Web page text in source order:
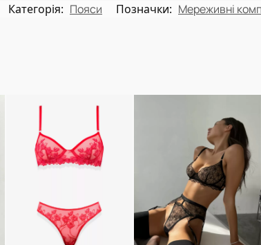
Категорія: Пояси Позначки: Мереживні